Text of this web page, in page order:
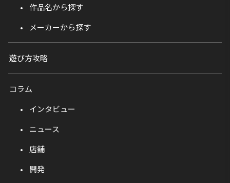
作品名から探す
メーカーから探す
遊び方攻略
コラム
インタビュー
ニュース
店舗
開発